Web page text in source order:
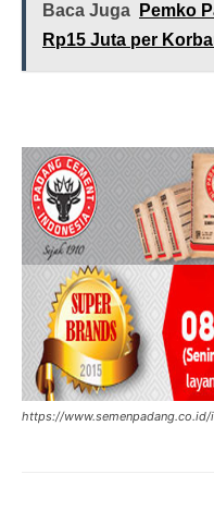
Baca Juga
Pemko
Rp15 Juta per
https://www.semenpadang.co.id/